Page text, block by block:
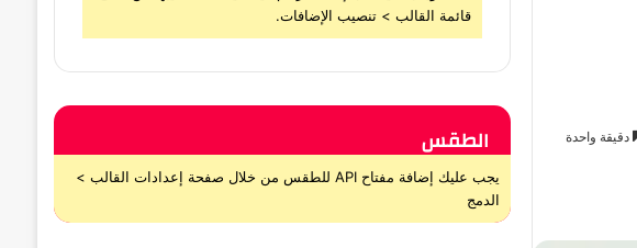
دقيقة واحدة
قائمة القالب > تنصيب الإضافات.
الطقس
يجب عليك إضافة مفتاح API للطقس من خلال صفحة إعدادات القالب >
الدمج